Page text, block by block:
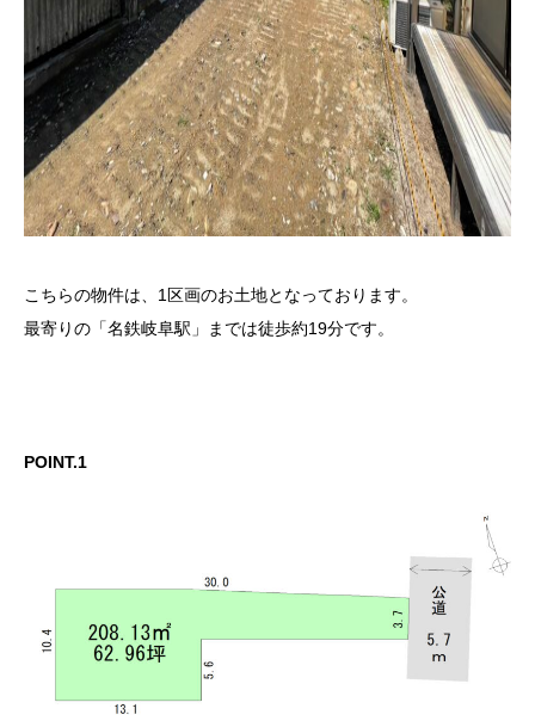
こちらの物件は、1区画のお土地となっております。
最寄りの「名鉄岐阜駅」までは徒歩約19分です。
POINT.1